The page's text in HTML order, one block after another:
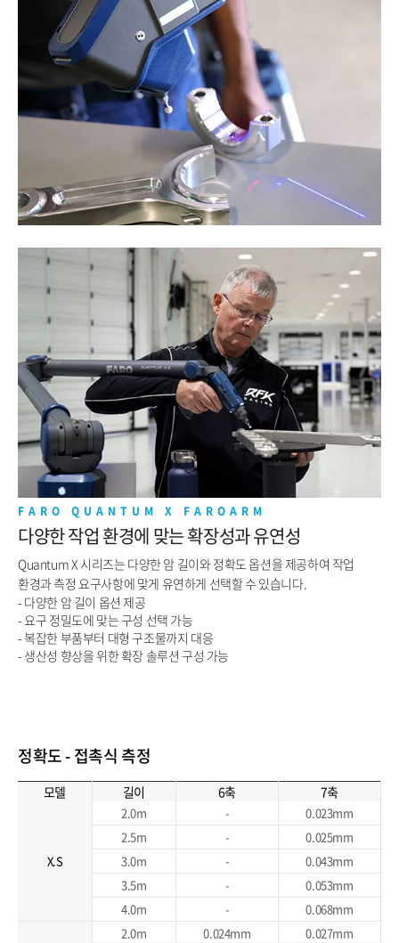
FARO QUANTUM X FAROARM
다양한 작업 환경에 맞는 확장성과 유연성
Quantum X 시리즈는 다양한 암 길이와 정확도 옵션을 제공하여 작업
환경과 측정 요구사항에 맞게 유연하게 선택할 수 있습니다.
- 다양한 암 길이 옵션 제공
- 요구 정밀도에 맞는 구성 선택 가능
- 복잡한 부품부터 대형 구조물까지 대응
- 생산성 향상을 위한 확장 솔루션 구성 가능
정확도 - 접촉식 측정
모델 길이 6축 7축
X.S
2.0m -
0.023mm
2.5m
-
0.025mm
3.0m
-
0.043mm
3.5m
-
0.053mm
4.0m
- 0.068mm
2.0m 0.024mm
0.027mm